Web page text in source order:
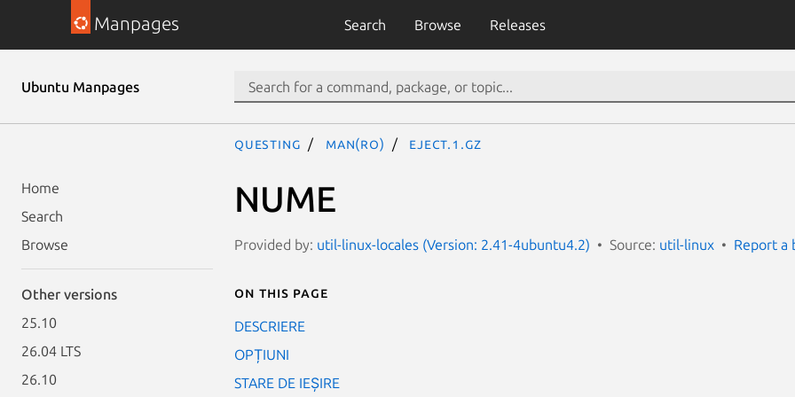
Manpages Search Browse Releases
Ubuntu Manpages
Home
Search
Browse
Other versions
25.10
26.04 LTS
26.10
questing man(ro) eject.1.gz
NUME
Provided by: util-linux-locales (Version: 2.41-4ubuntu4.2) Source: util-linux Report a
On this page
DESCRIERE
OPȚIUNI
STARE DE IEȘIRE